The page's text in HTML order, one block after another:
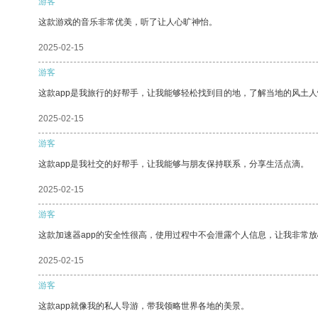
这款游戏的音乐非常优美，听了让人心旷神怡。
2025-02-15
游客
这款app是我旅行的好帮手，让我能够轻松找到目的地，了解当地的风土人
2025-02-15
游客
这款app是我社交的好帮手，让我能够与朋友保持联系，分享生活点滴。
2025-02-15
游客
这款加速器app的安全性很高，使用过程中不会泄露个人信息，让我非常放
2025-02-15
游客
这款app就像我的私人导游，带我领略世界各地的美景。